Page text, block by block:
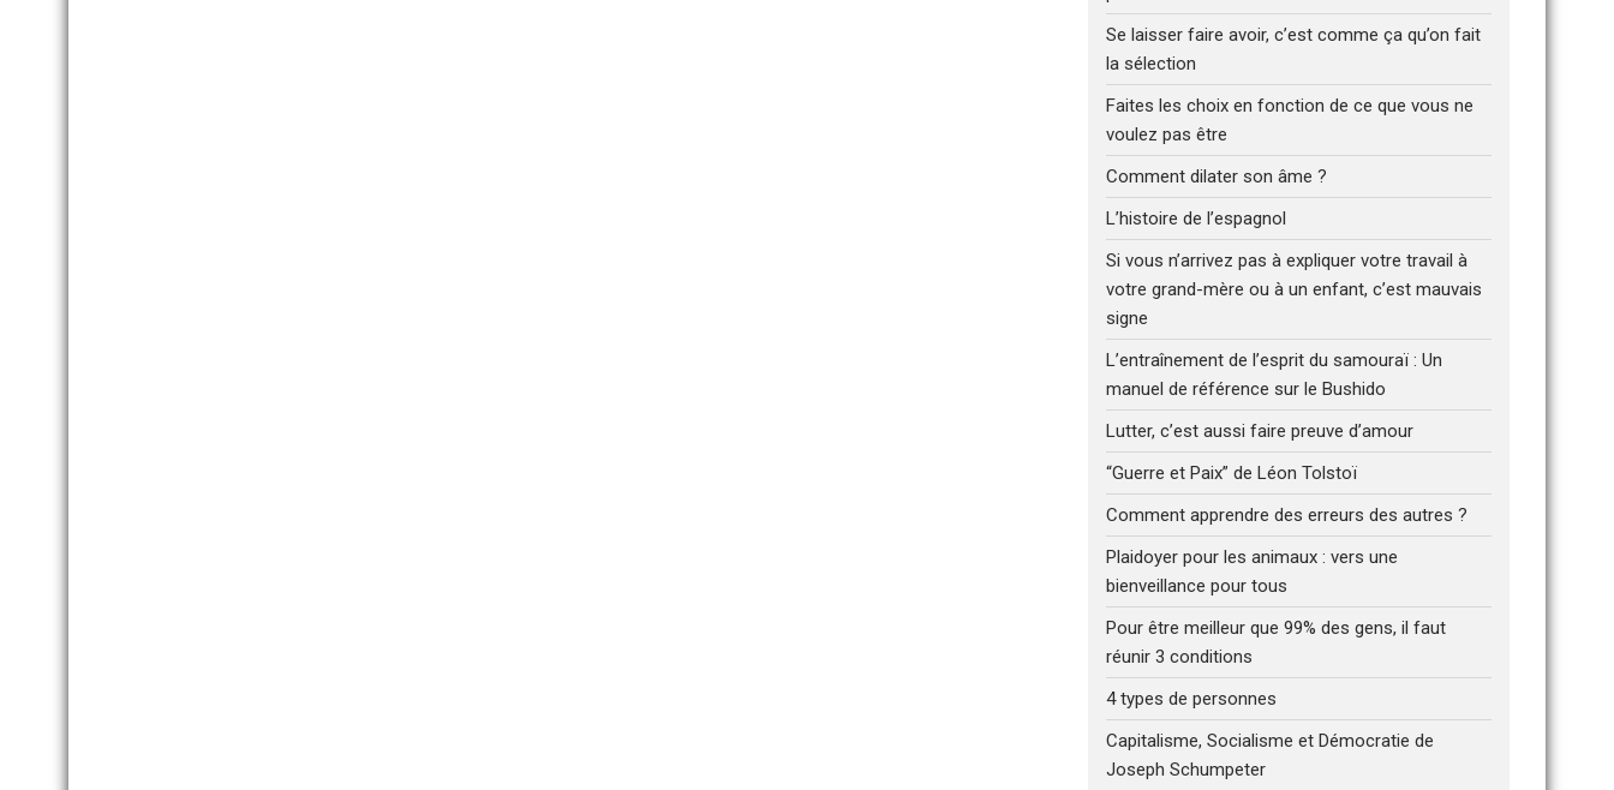
Se laisser faire avoir, c’est comme ça qu’on fait
la sélection
Faites les choix en fonction de ce que vous ne
voulez pas être
Comment dilater son âme ?
L’histoire de l’espagnol
Si vous n’arrivez pas à expliquer votre travail à
votre grand-mère ou à un enfant, c’est mauvais
signe
L’entraînement de l’esprit du samouraï : Un
manuel de référence sur le Bushido
Lutter, c’est aussi faire preuve d’amour
“Guerre et Paix” de Léon Tolstoï
Comment apprendre des erreurs des autres ?
Plaidoyer pour les animaux : vers une
bienveillance pour tous
Pour être meilleur que 99% des gens, il faut
réunir 3 conditions
4 types de personnes
Capitalisme, Socialisme et Démocratie de
Joseph Schumpeter